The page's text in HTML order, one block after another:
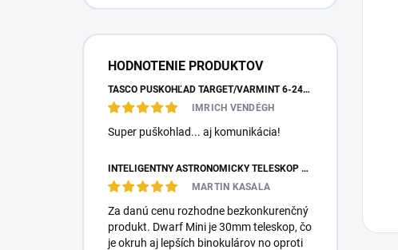
HODNOTENIE PRODUKTOV
TASCO PUŠKOHĽAD TARGET/VARMINT 6-24X42 MILDOT
IMRICH VENDÉGH
Super puškohlad... aj komunikácia!
INTELIGENTNÝ ASTRONOMICKÝ TELESKOP DWARFLAB DWARF MINI
MARTIN KASALA
Za danú cenu rozhodne bezkonkurenčný
produkt. Dwarf Mini je 30mm teleskop, čo
je okruh aj lepších binokulárov no oproti